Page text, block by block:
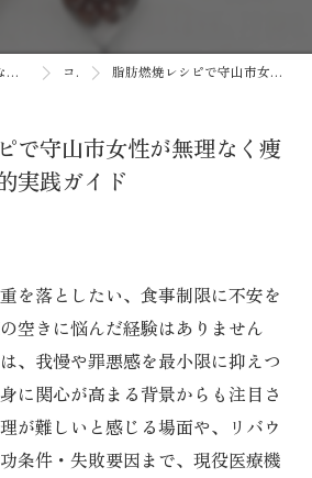
滋賀県守山市の内科ならブルーレイク消化器内科クリニック コラム 脂肪燃焼レシピで守山市女性が無理なく痩せる医療痩身的実践ガイド
で守山市女性が無理なく痩
実践ガイド
を落としたい、食事制限に不安を
空きに悩んだ経験はありません
、我慢や罪悪感を最小限に抑えつ
に関心が高まる背景からも注目さ
が難しいと感じる場面や、リバウ
条件・失敗要因まで、現役医療機